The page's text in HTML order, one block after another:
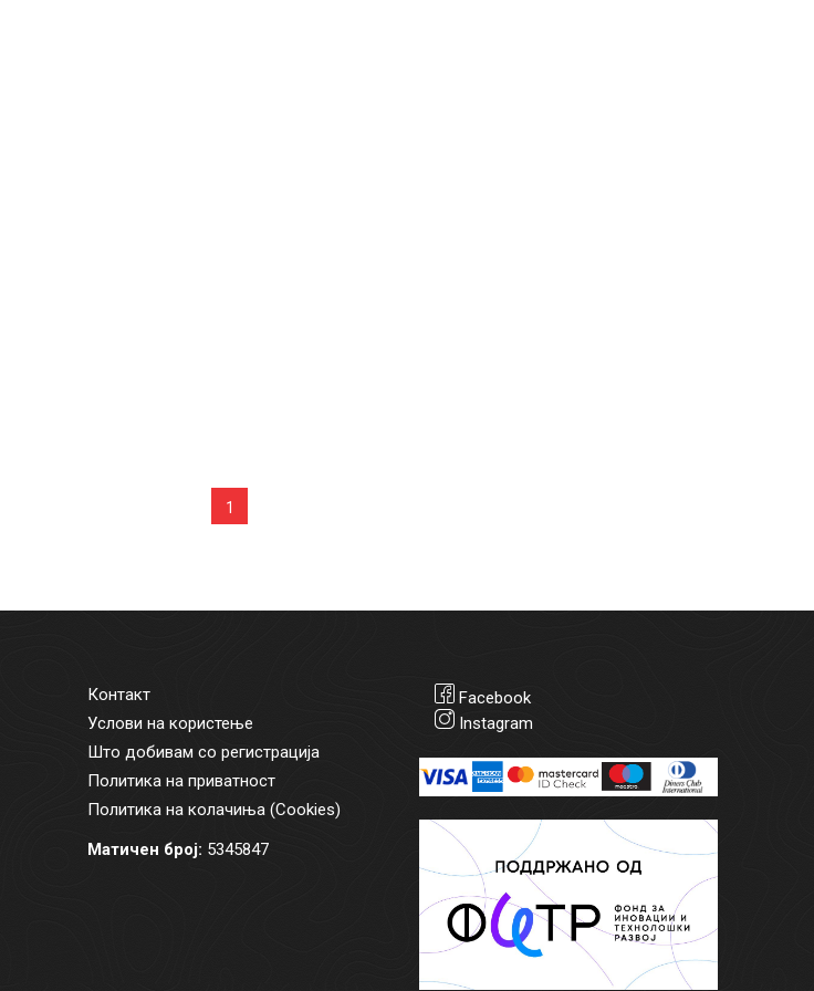
1
Контакт
Услови на користење
Што добивам со регистрација
Политика на приватност
Политика на колачиња (Cookies)
Матичен број: 5345847
Facebook
Instagram